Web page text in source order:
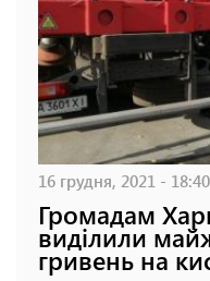
16 грудня, 2021 - 18:40
Громадам
виділили
гривень на